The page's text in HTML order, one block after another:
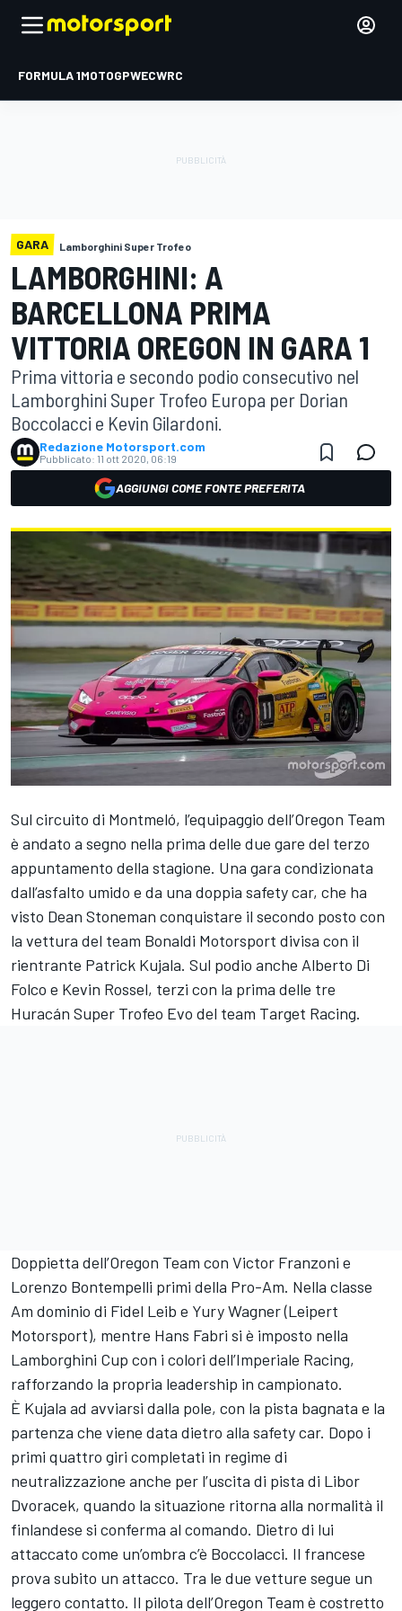
FORMULA 1MOTOGPWECWRC
GARA Lamborghini Super Trofeo
LAMBORGHINI: A
BARCELLONA PRIMA
VITTORIA OREGON IN GARA 1
Prima vittoria e secondo podio consecutivo nel
Lamborghini Super Trofeo Europa per Dorian
Boccolacci e Kevin Gilardoni.
Redazione Motorsport.com
Pubblicato: 11 ott 2020, 06:19
AGGIUNGI COME FONTE PREFERITA
Sul circuito di Montmeló, l’equipaggio dell’Oregon Team
è andato a segno nella prima delle due gare del terzo
appuntamento della stagione. Una gara condizionata
dall’asfalto umido e da una doppia safety car, che ha
visto Dean Stoneman conquistare il secondo posto con
la vettura del team Bonaldi Motorsport divisa con il
rientrante Patrick Kujala. Sul podio anche Alberto Di
Folco e Kevin Rossel, terzi con la prima delle tre
Huracán Super Trofeo Evo del team Target Racing.
Doppietta dell’Oregon Team con Victor Franzoni e
Lorenzo Bontempelli primi della Pro-Am. Nella classe
Am dominio di Fidel Leib e Yury Wagner (Leipert
Motorsport), mentre Hans Fabri si è imposto nella
Lamborghini Cup con i colori dell’Imperiale Racing,
rafforzando la propria leadership in campionato.
È Kujala ad avviarsi dalla pole, con la pista bagnata e la
partenza che viene data dietro alla safety car. Dopo i
primi quattro giri completati in regime di
neutralizzazione anche per l’uscita di pista di Libor
Dvoracek, quando la situazione ritorna alla normalità il
finlandese si conferma al comando. Dietro di lui
attaccato come un’ombra c’è Boccolacci. Il francese
prova subito un attacco. Tra le due vetture segue un
leggero contatto. Il pilota dell’Oregon Team è costretto